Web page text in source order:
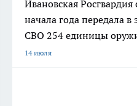
Ивановская Росгвардия
начала года передала в
СВО 254 единицы
14 июля